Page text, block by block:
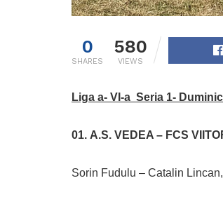
0
SHARES
580
VIEWS
Liga a- VI-a Seria 1-
01. A.S. VEDEA – FCS
Sorin Fudulu – Catalin